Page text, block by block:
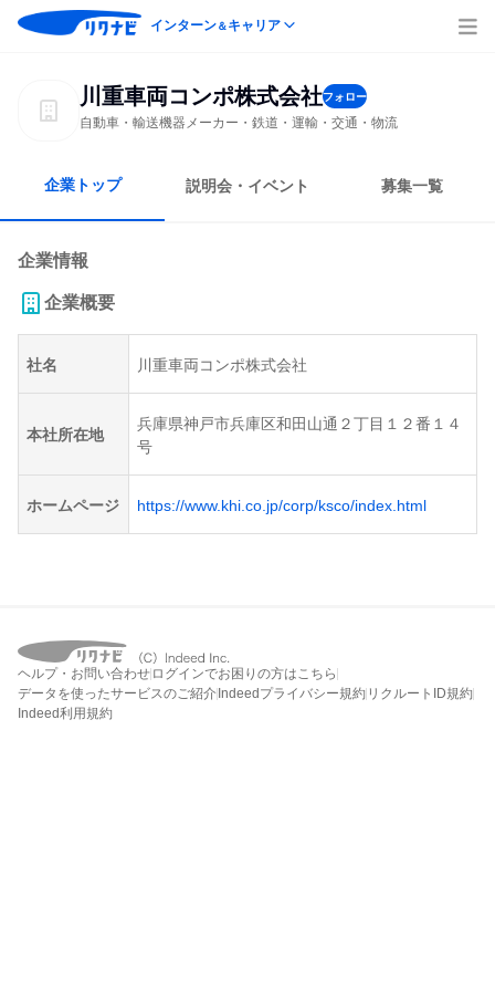
インターン＆キャリア
川重車両コンポ株式会社フォロー
自動車・輸送機器メーカー・鉄道・運輸・交通・物流
企業トップ 説明会・イベント 募集一覧
企業情報
企業概要
社名 川重車両コンポ株式会社
本社所在地
兵庫県神戸市兵庫区和田山通２丁目１２番１４
号
ホームページ https://www.khi.co.jp/corp/ksco/index.html
ヘルプ・お問い合わせ ログインでお困りの方はこちら
データを使ったサービスのご紹介 Indeedプライバシー規約 リクルートID規約
Indeed利用規約